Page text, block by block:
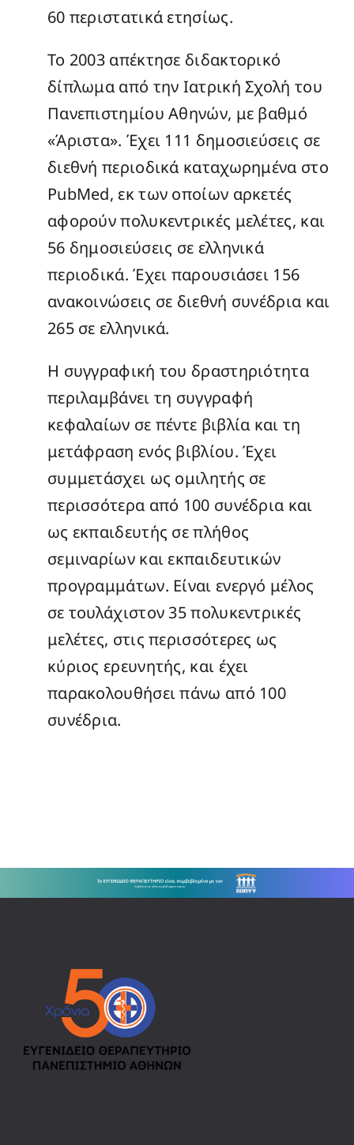
60 περιστατικά ετησίως.
Το 2003 απέκτησε διδακτορικό
δίπλωμα από την Ιατρική Σχολή του
Πανεπιστημίου Αθηνών, με βαθμό
«Άριστα». Έχει 111 δημοσιεύσεις σε
διεθνή περιοδικά καταχωρημένα στο
PubMed, εκ των οποίων αρκετές
αφορούν πολυκεντρικές μελέτες, και
56 δημοσιεύσεις σε ελληνικά
περιοδικά. Έχει παρουσιάσει 156
ανακοινώσεις σε διεθνή συνέδρια και
265 σε ελληνικά.
Η συγγραφική του δραστηριότητα
περιλαμβάνει τη συγγραφή
κεφαλαίων σε πέντε βιβλία και τη
μετάφραση ενός βιβλίου. Έχει
συμμετάσχει ως ομιλητής σε
περισσότερα από 100 συνέδρια και
ως εκπαιδευτής σε πλήθος
σεμιναρίων και εκπαιδευτικών
προγραμμάτων. Είναι ενεργό μέλος
σε τουλάχιστον 35 πολυκεντρικές
μελέτες, στις περισσότερες ως
κύριος ερευνητής, και έχει
παρακολουθήσει πάνω από 100
συνέδρια.